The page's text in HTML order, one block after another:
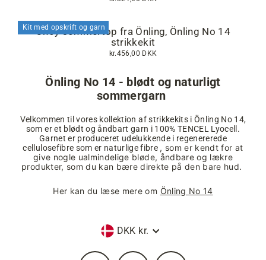
Kit med opskrift og garn
Ohoy sommertop fra Önling, Önling No 14
strikkekit
kr.456,00 DKK
Önling No 14 - blødt og naturligt
sommergarn
Velkommen til vores kollektion af strikkekits i Önling No 14,
som er et blødt og åndbart garn i 100% TENCEL Lyocell.
Garnet er produceret udelukkende i regenererede
cellulosefibre som er naturlige fibre , som er kendt for at
give nogle ualmindelige bløde, åndbare og lækre
produkter, som du kan bære direkte på den bare hud.
Her kan du læse mere om Önling No 14
Valuta
DKK kr.